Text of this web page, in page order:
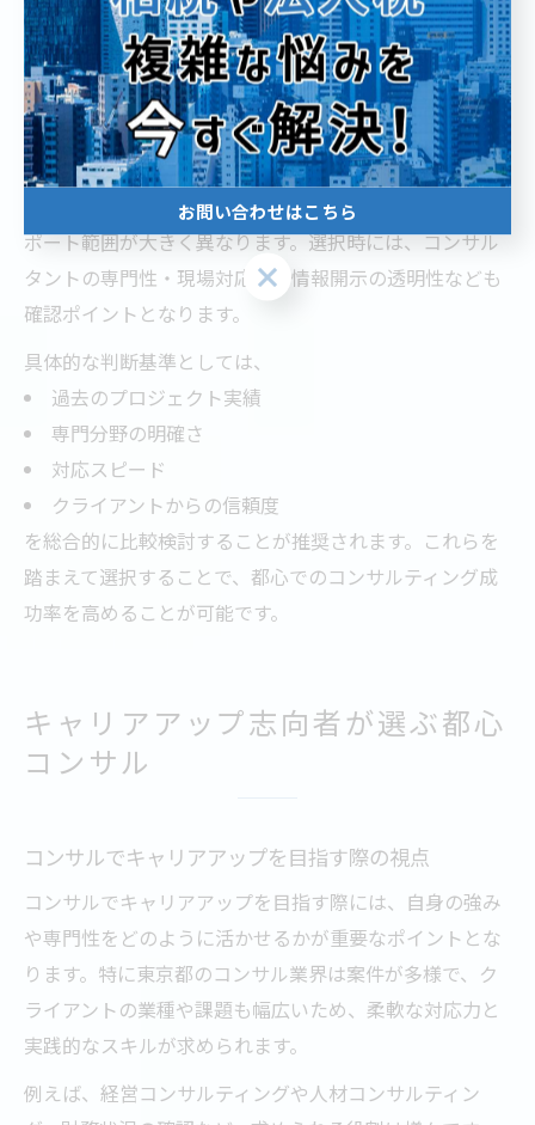
求められます。特に大手コンサルティングファームで
は、過去の実績やクライアントの声を参考にすることが
成功の近道です。
その理由は、案件内容によって必要なスキルやノウハウ
が異なるためです。例えば、財務コンサルが得意な会社
と、ITや人材領域に強みを持つ会社では、提案内容やサ
ポート範囲が大きく異なります。選択時には、コンサル
タントの専門性・現場対応力・情報開示の透明性なども
確認ポイントとなります。
具体的な判断基準としては、
過去のプロジェクト実績
専門分野の明確さ
対応スピード
クライアントからの信頼度
を総合的に比較検討することが推奨されます。これらを
踏まえて選択することで、都心でのコンサルティング成
功率を高めることが可能です。
キャリアアップ志向者が選ぶ都心
コンサル
コンサルでキャリアアップを目指す際の視点
コンサルでキャリアアップを目指す際には、自身の強み
や専門性をどのように活かせるかが重要なポイントとな
ります。特に東京都のコンサル業界は案件が多様で、ク
ライアントの業種や課題も幅広いため、柔軟な対応力と
実践的なスキルが求められます。
例えば、経営コンサルティングや人材コンサルティン
お問い合わせはこちら
お問い合わせはこちら